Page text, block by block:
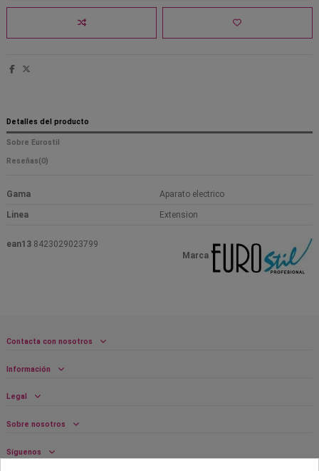
Detalles del producto
Sobre Eurostil
Reseñas(0)
Gama Aparato electrico
Linea Extension
Marca
ean13 8423029023799
Contacta con nosotros
Información
Legal
Sobre nosotros
Síguenos